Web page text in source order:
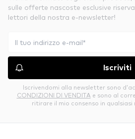
sulle offerte nascoste esclusive
lettori della nostra e-newsletter!
Iscriviti
Iscrivendomi alla newsletter sono
CONDIZIONI DI VENDITA e sono al
ritirare il mio consenso in